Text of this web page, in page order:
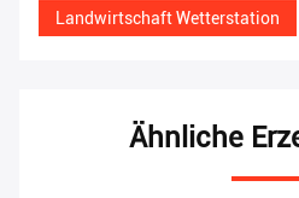
Landwirtschaft Wetterstation
Ähnliche